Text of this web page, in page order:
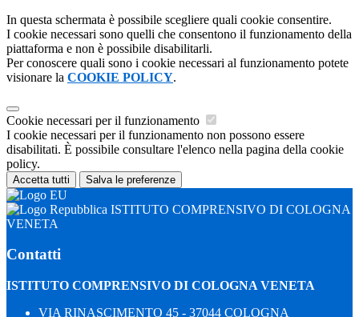
In questa schermata è possibile scegliere quali cookie consentire.
I cookie necessari sono quelli che consentono il funzionamento della
piattaforma e non è possibile disabilitarli.
Per conoscere quali sono i cookie necessari al funzionamento potete
visionare la COOKIE POLICY.
Cookie necessari per il funzionamento
I cookie necessari per il funzionamento non possono essere
disabilitati. È possibile consultare l'elenco nella pagina della cookie
policy.
Accetta tutti Salva le preferenze
ISTITUTO COMPRENSIVO DI COLOGNA
VENETA
Contatti
ISTITUTO COMPRENSIVO DI COLOGNA VENETA
VIA RINASCIMENTO 45 - 37044 COLOGNA